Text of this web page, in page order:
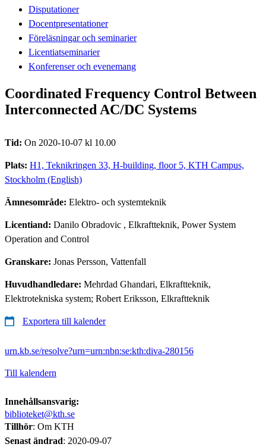
Disputationer
Docentpresentationer
Föreläsningar och seminarier
Licentiatseminarier
Konferenser och evenemang
Coordinated Frequency Control Between
Interconnected AC/DC Systems
Tid: On 2020-10-07 kl 10.00
Plats: H1, Teknikringen 33, H-building, floor 5, KTH Campus,
Stockholm (English)
Ämnesområde: Elektro- och systemteknik
Licentiand: Danilo Obradovic , Elkraftteknik, Power System
Operation and Control
Granskare: Jonas Persson, Vattenfall
Huvudhandledare: Mehrdad Ghandari, Elkraftteknik,
Elektrotekniska system; Robert Eriksson, Elkraftteknik
Exportera till kalender
urn.kb.se/resolve?urn=urn:nbn:se:kth:diva-280156
Till kalendern
Innehållsansvarig:
biblioteket@kth.se
Tillhör: Om KTH
Senast ändrad: 2020-09-07